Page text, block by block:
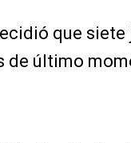
que
de último